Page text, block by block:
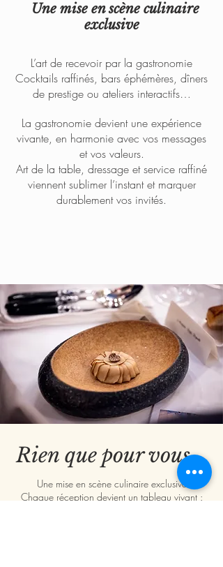
Une mise en scène culinaire
exclusive
L’art de recevoir par la gastronomie
Cocktails raffinés, bars éphémères, dîners
de prestige ou ateliers interactifs…
La gastronomie devient une expérience
vivante, en harmonie avec vos messages
et vos valeurs.
Art de la table, dressage et service raffiné
viennent sublimer l’instant et marquer
durablement vos invités.
Rien que pour vous...
Une mise en scène culinaire exclusive
Chaque réception devient un tableau vivant :